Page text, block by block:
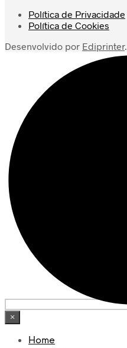
Política de Privacidade
Política de Cookies
Desenvolvido por Ediprinter.
×
Home